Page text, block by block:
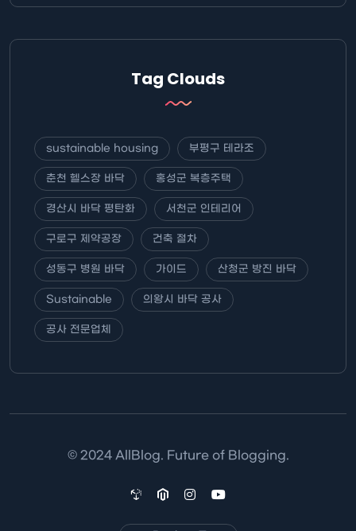
Tag Clouds
sustainable housing 부평구 테라조
춘천 헬스장 바닥 홍성군 복층주택
경산시 바닥 평탄화 서천군 인테리어
구로구 제약공장 건축 절차
성동구 병원 바닥 가이드 산청군 방진 바닥
Sustainable 의왕시 바닥 공사
공사 전문업체
© 2024 AllBlog. Future of Blogging.